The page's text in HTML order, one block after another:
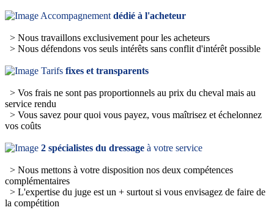
Accompagnementdédié à l'acheteur
> Nous travaillons exclusivement pour les acheteurs
> Nous défendons vos seuls intérêts sans conflit d'intérêt possible
Tarifs fixes et transparents
> Vos frais ne sont pas proportionnels au prix du cheval mais au
service rendu
> Vous savez pour quoi vous payez, vous maîtrisez et échelonnez
vos coûts
2 spécialistes du dressage à votre service
> Nous mettons à votre disposition nos deux compétences
complémentaires
> L'expertise du juge est un + surtout si vous envisagez de faire de
la compétition